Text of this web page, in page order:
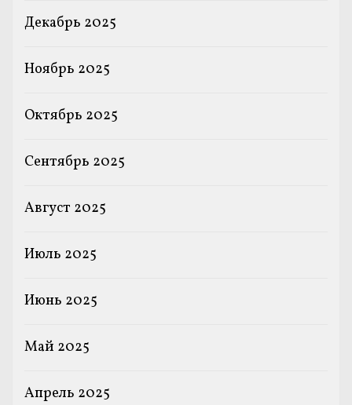
Декабрь 2025
Ноябрь 2025
Октябрь 2025
Сентябрь 2025
Август 2025
Июль 2025
Июнь 2025
Май 2025
Апрель 2025